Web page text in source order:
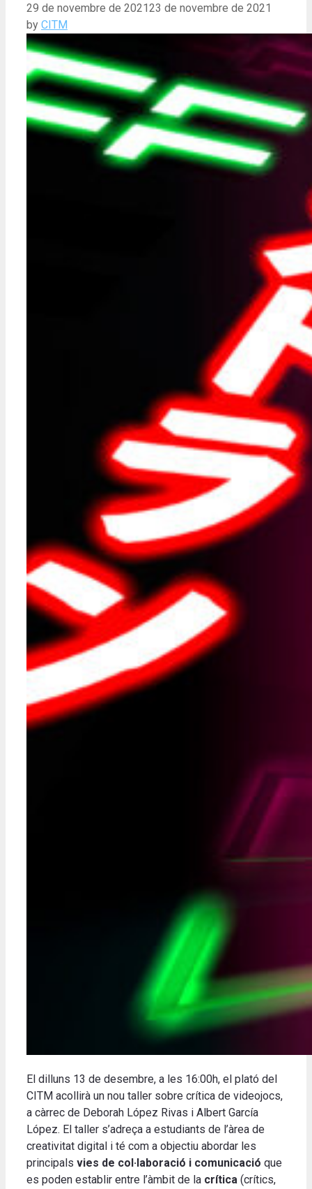
29 de novembre de 202123 de novembre de 2021
by CITM
El dilluns 13 de desembre, a les 16:00h, el plató del
CITM acollirà un nou taller sobre crítica de videojocs,
a càrrec de Deborah López Rivas i Albert García
López. El taller s’adreça a estudiants de l’àrea de
creativitat digital i té com a objectiu abordar les
principals vies de col·laboració i comunicació que
es poden establir entre l’àmbit de la crítica (crítics,